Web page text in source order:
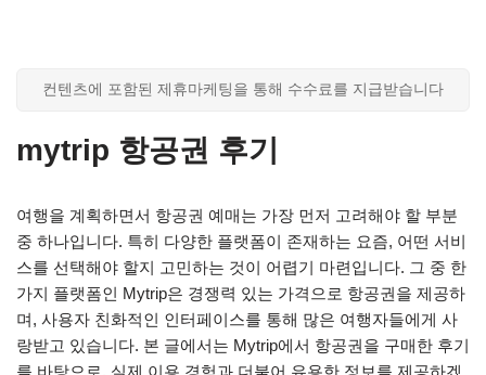
컨텐츠에 포함된 제휴마케팅을 통해 수수료를 지급받습니다
mytrip 항공권 후기
여행을 계획하면서 항공권 예매는 가장 먼저 고려해야 할 부분
중 하나입니다. 특히 다양한 플랫폼이 존재하는 요즘, 어떤 서비
스를 선택해야 할지 고민하는 것이 어렵기 마련입니다. 그 중 한
가지 플랫폼인 Mytrip은 경쟁력 있는 가격으로 항공권을 제공하
며, 사용자 친화적인 인터페이스를 통해 많은 여행자들에게 사
랑받고 있습니다. 본 글에서는 Mytrip에서 항공권을 구매한 후기
를 바탕으로, 실제 이용 경험과 더불어 유용한 정보를 제공하겠